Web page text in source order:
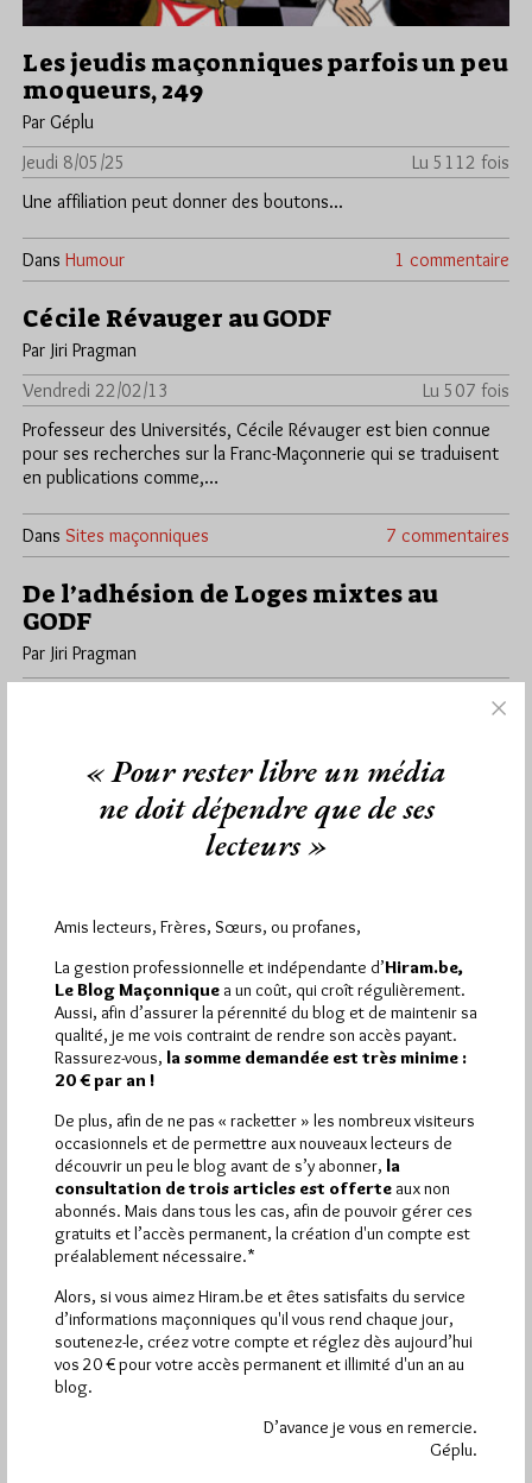
Les jeudis maçonniques parfois un peu
moqueurs, 249
Par Géplu
Jeudi 8/05/25
Lu 5112 fois
Une affiliation peut donner des boutons...
Dans Humour 1 commentaire
Cécile Révauger au GODF
Par Jiri Pragman
Vendredi 22/02/13
Lu 507 fois
Professeur des Universités, Cécile Révauger est bien connue
pour ses recherches sur la Franc-Maçonnerie qui se traduisent
en publications comme,…
Dans Sites maçonniques 7 commentaires
De l’adhésion de Loges mixtes au
GODF
Par Jiri Pragman
sur l'entrée de femmes au GODF évoquant un Blocage sur…
Dans la presse 3 commentaires
Par Jiri Pragman
Jeudi 7/04/11
Lu 268 fois
Le journaliste de L'Express François Koch se la joue Patrick
Juvet en s'écriant Au GODF: mais où sont les femmes?.…
DansDans la presse
Des Soeurs pourraient-elles s’affilier
au GODF?
Par Jiri Pragman
Vendredi 17/12/10
Dans son blog La Lumière, le journaliste de L'Express, François
Koch, annonce le 16 décembre 2010; Affiliation de soeurs au…
DansDans la presse 16 commentaires
« Pour rester libre un média
ne doit dépendre que de ses
lecteurs »
Amis lecteurs, Frères, Sœurs, ou profanes,
La gestion professionnelle et indépendante d’Hiram.be,
Le Blog Maçonnique a un coût, qui croît régulièrement.
Aussi, afin d’assurer la pérennité du blog et de maintenir sa
qualité, je me vois contraint de rendre son accès payant.
Rassurez-vous, la somme demandée est très minime :
20 € par an !
De plus, afin de ne pas « racketter » les nombreux visiteurs
occasionnels et de permettre aux nouveaux lecteurs de
découvrir un peu le blog avant de s’y abonner, la
consultation de trois articles est offerte aux non
abonnés. Mais dans tous les cas, afin de pouvoir gérer ces
gratuits et l’accès permanent, la création d'un compte est
préalablement nécessaire.*
Alors, si vous aimez Hiram.be et êtes satisfaits du service
d’informations maçonniques qu'il vous rend chaque jour,
soutenez-le, créez votre compte et réglez dès aujourd’hui
vos 20 € pour votre accès permanent et illimité d'un an au
blog.
D’avance je vous en remercie.
Géplu.